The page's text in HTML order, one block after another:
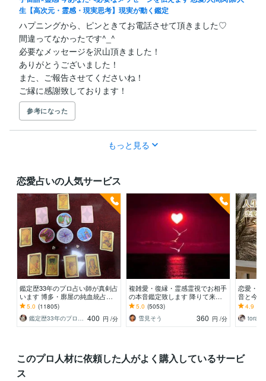
生【高次元・霊感・現実思考】現実が動く鑑定
ハプニングから、ピンときてお電話させて頂きました♡
間違ってなかったです^_^
必要なメッセージを沢山頂きました！
ありがとうございました！
また、ご報告させてくださいね！
ご縁に感謝致しております！
参考になった
もっと見る
恋愛占いの人気サービス
鑑定歴33年のプロ占い師が真剣占
います 博多・廓屋の純血統占い
祈願師 雷鳥
5.0 (11805)
鑑定歴33年のプロ占い師 雷鳥 400 円 /分
複雑愛・復縁・霊感霊視でお相手
の本音鑑定致します 降りて来た
言葉をそのままお伝えします。
5.0 (5053)
雪見そう
360 円 /分
恋愛・
音と今
鑑定｜
にお伝
4.9
このプロ人材に依頼した人がよく購入しているサービ
ス